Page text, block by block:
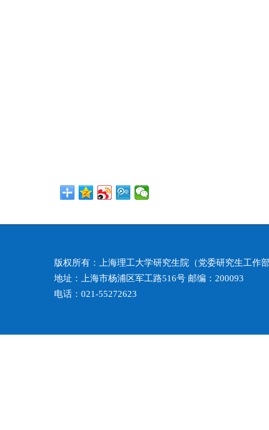
版权所有：上海理工大学研究生院（党委研究生工作
地址：上海市杨浦区军工路516号 邮编：200093
电话：021-55272623